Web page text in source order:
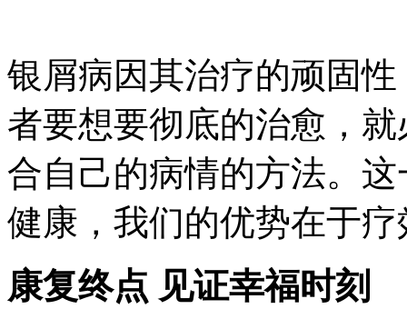
银屑病因其治疗的顽固性
者要想要彻底的治愈，
合自己的病情的方法。
健康，我们的优势在于疗
康复终点 见证幸福时刻